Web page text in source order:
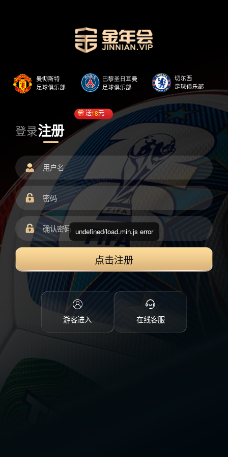
登录注册
送18元
点击注册
游客进入 在线客服
undefined/load.min.js error